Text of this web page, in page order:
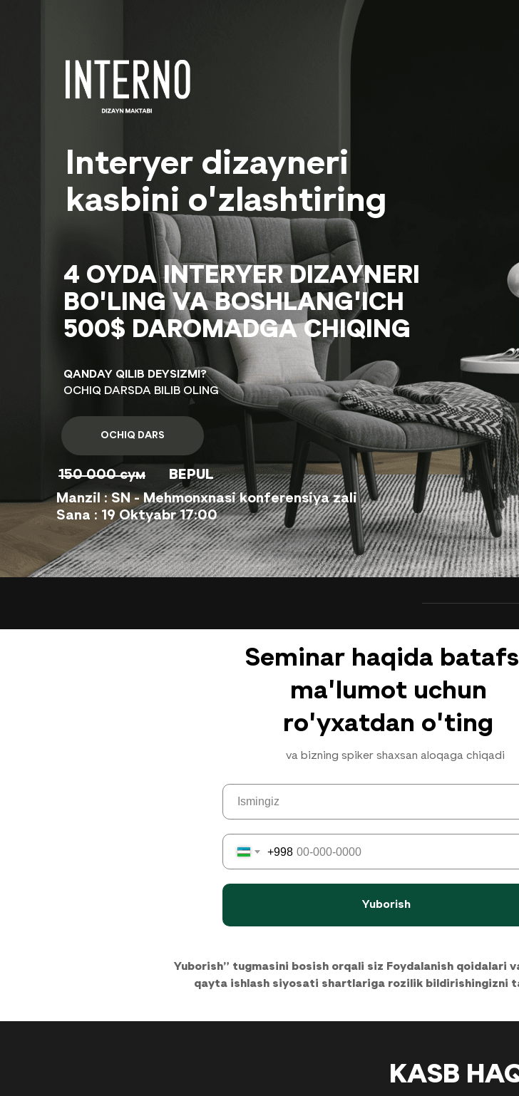
4 OYDA INTERYER DIZAYNERI
BO'LING VA BOSHLANG'ICH
500$ DAROMADGA CHIQING
QANDAY QILIB DEYSIZMI?
OCHIQ DARSDA BILIB OLING
150 000 сум BEPUL
OCHIQ DARS
Interyer dizayneri
kasbini o'zlashtiring
Manzil : SN - Mehmonxnasi konferensiya zali
Sana : 19 Oktyabr 17:00
Seminar haqida
ma'lumot uchun
ro'yxatdan o'ting
va bizning spiker shaxsan aloqaga chiqadi
+998
Yuborish
Yuborish” tugmasini bosish orqali siz
Yuborish” tugmasini bosish orqali siz Foydalanish qoidalari
qayta ishlash siyosati shartlariga rozilik bildirishingizni
KASB